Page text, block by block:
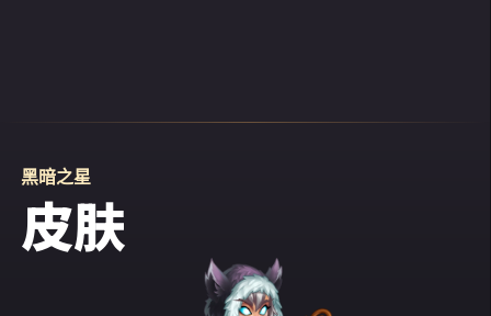
知里弗萨的防御系统中有个薄弱环节。但整支
军队，甚至是单支小队，都会引起过多的注
意，所以决定让黑暗之星独自前去寻找哨兵。
在迫切希望被接纳的心情驱使下，她立即同意
黑暗之星
皮肤